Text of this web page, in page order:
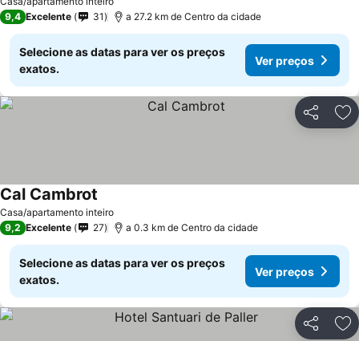
9,4 Excelente 31 a 27.2 km de Centro da cidade
Selecione as datas para ver os preços
exatos.
Ver preços
Partilhar
Casa/apartamento inteiro
Cal Cambrot
9,2 Excelente 27 a 0.3 km de Centro da cidade
Selecione as datas para ver os preços
exatos.
Ver preços
Partilhar